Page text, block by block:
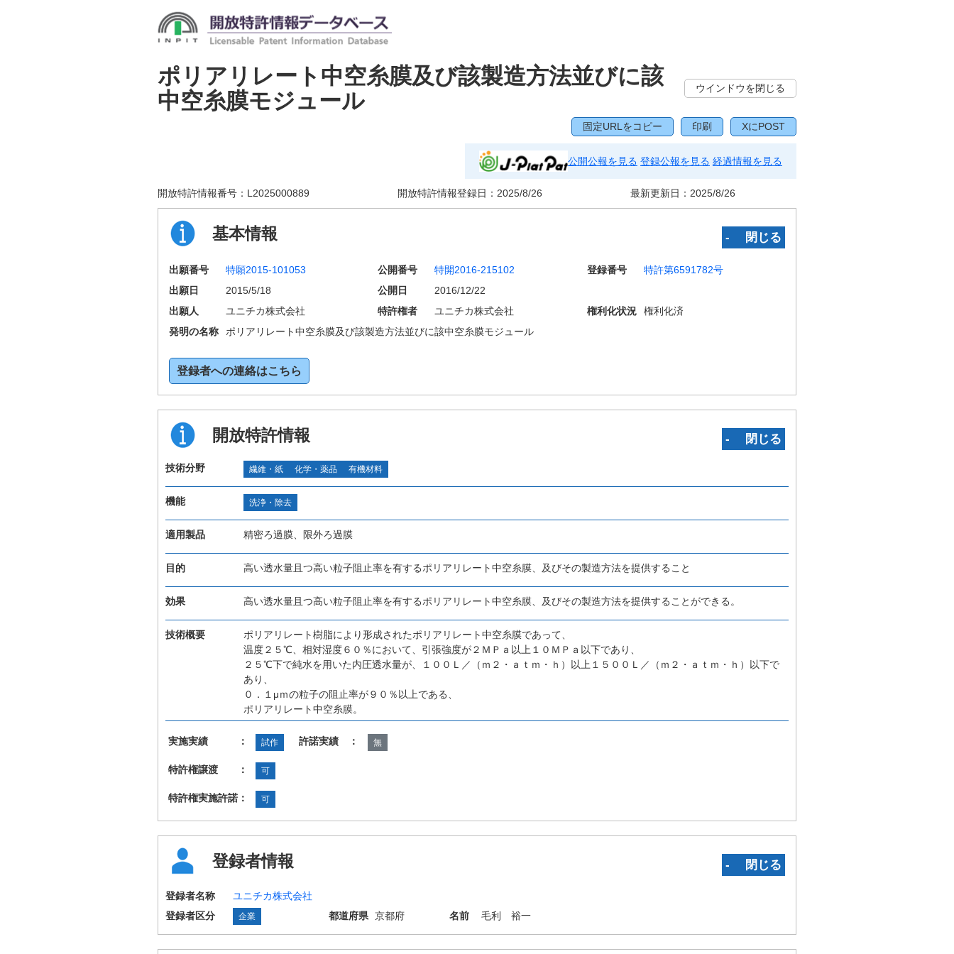
ポリアリレート中空糸膜及び該製造方法並びに該
中空糸膜モジュール
ウインドウを閉じる
固定URLをコピー 印刷 XにPOST
公開公報を見る 登録公報を見る 経過情報を見る
開放特許情報番号： L2025000889 開放特許情報登録日： 2025/8/26 最新更新日： 2025/8/26
基本情報 ‐ 閉じる
出願番号 特願2015-101053 公開番号 特開2016-215102 登録番号
特許第6591782号
出願日
2015/5/18 公開日
2016/12/22
出願人
ユニチカ株式会社 特許権者 ユニチカ株式会社 権利化状況
権利化済
発明の名称
ポリアリレート中空糸膜及び該製造方法並びに該中空糸膜モジュール
登録者への連絡はこちら
開放特許情報 ‐ 閉じる
技術分野 繊維・紙 化学・薬品 有機材料
機能 洗浄・除去
適用製品 精密ろ過膜、限外ろ過膜
目的 高い透水量且つ高い粒子阻止率を有するポリアリレート中空糸膜、及びその製造方法を提供すること
効果 高い透水量且つ高い粒子阻止率を有するポリアリレート中空糸膜、及びその製造方法を提供することができる。
技術概要
ポリアリレート樹脂により形成されたポリアリレート中空糸膜であって、
温度２５℃、相対湿度６０％において、引張強度が２ＭＰａ以上１０ＭＰａ以下であり、
２５℃下で純水を用いた内圧透水量が、１００Ｌ／（ｍ２・ａｔｍ・ｈ）以上１５００Ｌ／（ｍ２・ａｔｍ・ｈ）以下で
あり、
０．１μｍの粒子の阻止率が９０％以上である、
ポリアリレート中空糸膜。
実施実績 ： 試作 許諾実績 ： 無
特許権譲渡 ： 可
特許権実施許諾： 可
登録者情報 ‐ 閉じる
登録者名称
ユニチカ株式会社
登録者区分
企業 都道府県 京都府 名前 毛利 裕一